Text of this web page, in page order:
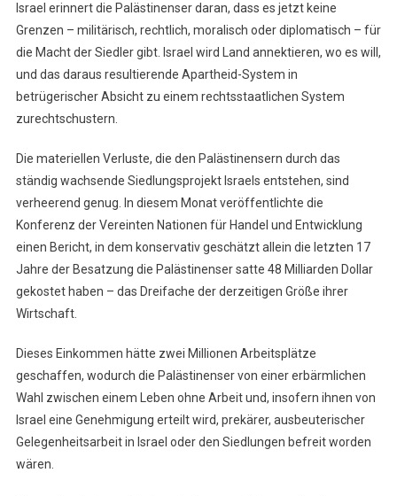
Israel erinnert die Palästinenser daran, dass es jetzt keine
Grenzen – militärisch, rechtlich, moralisch oder diplomatisch – für
die Macht der Siedler gibt. Israel wird Land annektieren, wo es will,
und das daraus resultierende Apartheid-System in
betrügerischer Absicht zu einem rechtsstaatlichen System
zurechtschustern.
Die materiellen Verluste, die den Palästinensern durch das
ständig wachsende Siedlungsprojekt Israels entstehen, sind
verheerend genug. In diesem Monat veröffentlichte die
Konferenz der Vereinten Nationen für Handel und Entwicklung
einen Bericht, in dem konservativ geschätzt allein die letzten 17
Jahre der Besatzung die Palästinenser satte 48 Milliarden Dollar
gekostet haben – das Dreifache der derzeitigen Größe ihrer
Wirtschaft.
Dieses Einkommen hätte zwei Millionen Arbeitsplätze
geschaffen, wodurch die Palästinenser von einer erbärmlichen
Wahl zwischen einem Leben ohne Arbeit und, insofern ihnen von
Israel eine Genehmigung erteilt wird, prekärer, ausbeuterischer
Gelegenheitsarbeit in Israel oder den Siedlungen befreit worden
wären.